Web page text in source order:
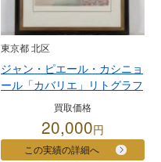
東京都 北区
ジャン・ピエール・カシニョ
ール「カバリエ」リトグラフ
買取価格
20,000円
この実績の詳細へ